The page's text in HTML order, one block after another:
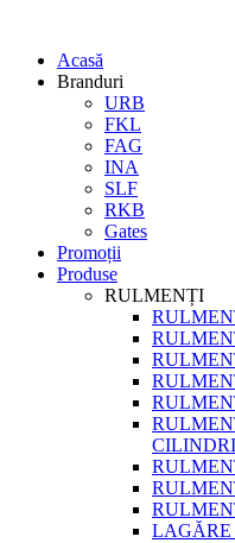
Acasă
Branduri
URB
FKL
FAG
INA
SLF
RKB
Gates
Promoții
Produse
RULMENȚI